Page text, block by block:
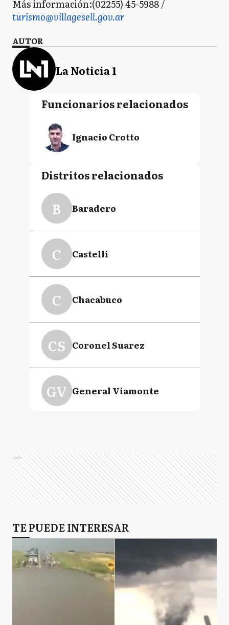
Más información:(02255) 45-5988 /
turismo@villagesell.gov.ar
AUTOR
La Noticia 1
Funcionarios relacionados
Ignacio Crotto
Distritos relacionados
B Baradero
C Castelli
C Chacabuco
CS Coronel Suarez
GV General Viamonte
LM La Matanza
M Maipú
S Saavedra
Ads
TE PUEDE INTERESAR